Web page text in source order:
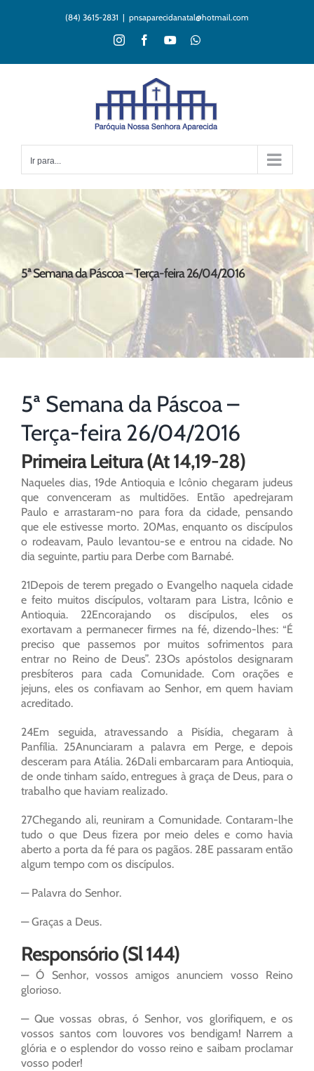
(84) 3615-2831 | pnsaparecidanatal@hotmail.com
InstagramFacebookYouTubeWhatsApp
Ir para...
5ª Semana da Páscoa – Terça-feira 26/04/2016
5ª Semana da Páscoa –
Terça-feira 26/04/2016
Primeira Leitura (At 14,19-28)
Naqueles dias, 19de Antioquia e Icônio chegaram judeus
que convenceram as multidões. Então apedrejaram
Paulo e arrastaram-no para fora da cidade, pensando
que ele estivesse morto. 20Mas, enquanto os discípulos
o rodeavam, Paulo levantou-se e entrou na cidade. No
dia seguinte, partiu para Derbe com Barnabé.
21Depois de terem pregado o Evangelho naquela cidade
e feito muitos discípulos, voltaram para Listra, Icônio e
Antioquia. 22Encorajando os discípulos, eles os
exortavam a permanecer firmes na fé, dizendo-lhes: “É
preciso que passemos por muitos sofrimentos para
entrar no Reino de Deus”. 23Os apóstolos designaram
presbíteros para cada Comunidade. Com orações e
jejuns, eles os confiavam ao Senhor, em quem haviam
acreditado.
24Em seguida, atravessando a Pisídia, chegaram à
Panfília. 25Anunciaram a palavra em Perge, e depois
desceram para Atália. 26Dali embarcaram para Antioquia,
de onde tinham saído, entregues à graça de Deus, para o
trabalho que haviam realizado.
27Chegando ali, reuniram a Comunidade. Contaram-lhe
tudo o que Deus fizera por meio deles e como havia
aberto a porta da fé para os pagãos. 28E passaram então
algum tempo com os discípulos.
— Palavra do Senhor.
— Graças a Deus.
Responsório (Sl 144)
— Ó Senhor, vossos amigos anunciem vosso Reino
glorioso.
— Que vossas obras, ó Senhor, vos glorifiquem, e os
vossos santos com louvores vos bendigam! Narrem a
glória e o esplendor do vosso reino e saibam proclamar
vosso poder!